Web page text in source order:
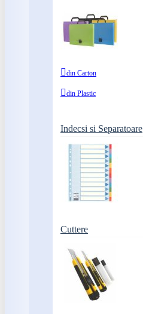
din Carton
din Plastic
Indecsi si Separatoare
Cuttere